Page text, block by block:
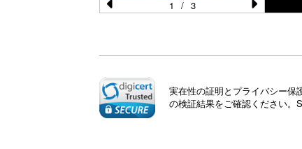
o
u
1 / 3
実在性の証明とプライバシー保
の検証結果をご確認ください。